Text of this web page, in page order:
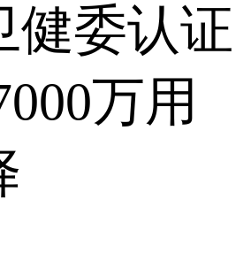
健委认证
万用